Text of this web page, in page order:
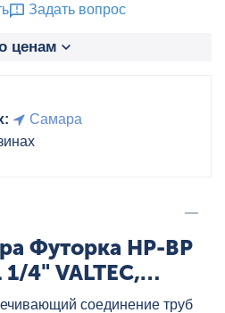
Задать вопрос
ценам
Самара
Футорка НР-ВР
4" VALTEC,
соединение труб